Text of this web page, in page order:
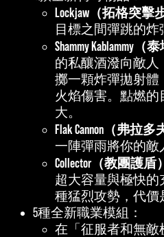
Lockjaw（拓格突擊
目標之間彈跳的炸
Shammy Kablammy（
的私釀酒潑向敵
擲一顆炸彈拋射體
火焰傷害。點燃
大。
Flak Cannon（弗拉
一陣彈雨將你的敵
Collector（教團護盾
超大容量與極快
種猛烈攻勢，代價
5種全新職業模組：
在「征服者和無敵